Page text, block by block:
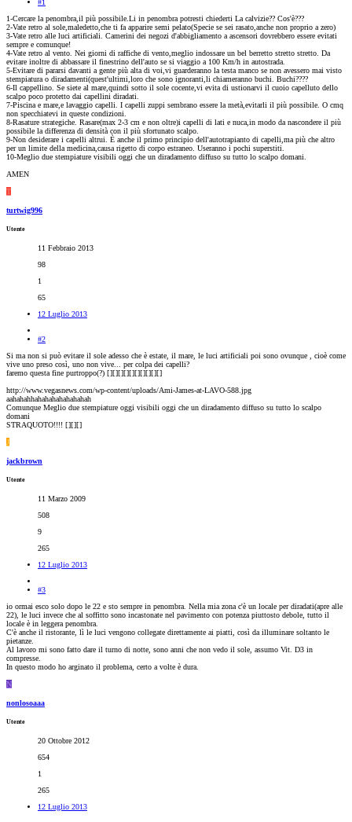
1-Cercare la penombra,il più possibile.Li in penombra potresti chiederti La calvizie?? Cos'è???
2-Vate retro al sole,maledetto,che ti fa apparire semi pelato(Specie se sei rasato,anche non proprio a zero)
3-Vate retro alle luci artificiali. Camerini dei negozi d'abbigliamento a ascensori dovrebbero essere evitati
sempre e comunque!
4-Vate retro al vento. Nei giorni di raffiche di vento,meglio indossare un bel berretto stretto stretto. Da
evitare inoltre di abbassare il finestrino dell'auto se si viaggio a 100 Km/h in autostrada.
5-Evitare di pararsi davanti a gente più alta di voi,vi guarderanno la testa manco se non avessero mai visto
stempiatura o diradamenti(quest'ultimi,loro che sono ignoranti,li chiameranno buchi. Buchi????
6-Il cappellino. Se siete al mare,quindi sotto il sole cocente,vi evita di ustionarvi il cuoio capelluto dello
scalpo poco protetto dai capellini diradati.
7-Piscina e mare,e lavaggio capelli. I capelli zuppi sembrano essere la metà,evitarli il più possibile. O cmq
non specchiatevi in queste condizioni.
8-Rasature strategiche. Rasare(max 2-3 cm e non oltre)i capelli di lati e nuca,in modo da nascondere il più
possibile la differenza di densità con il più sfortunato scalpo.
9-Non desiderare i capelli altrui. È anche il primo principio dell'autotrapianto di capelli,ma più che altro
per un limite della medicina,causa rigetto di corpo estraneo. Useranno i pochi superstiti.
10-Meglio due stempiature visibili oggi che un diradamento diffuso su tutto lo scalpo domani.
AMEN
T
turtwig996
Utente
11 Febbraio 2013
98
1
65
12 Luglio 2013
#2
Si ma non si può evitare il sole adesso che è estate, il mare, le luci artificiali poi sono ovunque , cioè come
vive uno preso così, uno non vive... per colpa dei capelli?
faremo questa fine purtroppo(?) [][][][][][][][][][]
http://www.vegasnews.com/wp-content/uploads/Ami-James-at-LAVO-588.jpg
aahahahhahahahahahahahah
Comunque Meglio due stempiature oggi visibili oggi che un diradamento diffuso su tutto lo scalpo
domani
STRAQUOTO!!!! [][][]
J
jackbrown
Utente
11 Marzo 2009
508
9
265
12 Luglio 2013
#3
io ormai esco solo dopo le 22 e sto sempre in penombra. Nella mia zona c'è un locale per diradati(apre alle
22), le luci invece che al soffitto sono incastonate nel pavimento con potenza piuttosto debole, tutto il
locale è in leggera penombra.
C'è anche il ristorante, lì le luci vengono collegate direttamente ai piatti, così da illuminare soltanto le
pietanze.
Al lavoro mi sono fatto dare il turno di notte, sono anni che non vedo il sole, assumo Vit. D3 in
compresse.
In questo modo ho arginato il problema, certo a volte è dura.
N
nonlosoaaa
Utente
20 Ottobre 2012
654
1
265
12 Luglio 2013